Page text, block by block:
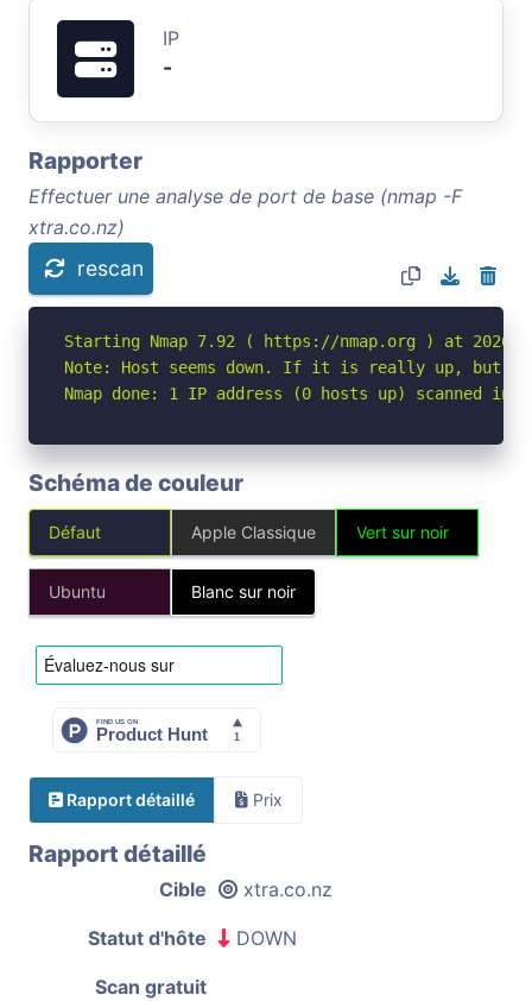
IP
-
Rapporter
Effectuer une analyse de port de base (nmap -F
xtra.co.nz)
rescan
Starting Nmap 7.92 ( https://nmap.org ) at 2026-
Note: Host seems down. If it is really up, but
Nmap done: 1 IP address (0 hosts up) scanned in
Schéma de couleur
Défaut Apple Classique Vert sur noir
Ubuntu Blanc sur noir
Rapport détaillé Prix
Rapport détaillé
Cible xtra.co.nz
Statut d'hôte DOWN
Scan gratuit